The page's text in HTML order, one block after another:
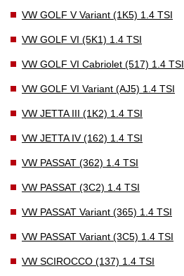
VW GOLF V Variant (1K5) 1.4 TSI
VW GOLF VI (5K1) 1.4 TSI
VW GOLF VI Cabriolet (517) 1.4 TSI
VW GOLF VI Variant (AJ5) 1.4 TSI
VW JETTA III (1K2) 1.4 TSI
VW JETTA IV (162) 1.4 TSI
VW PASSAT (362) 1.4 TSI
VW PASSAT (3C2) 1.4 TSI
VW PASSAT Variant (365) 1.4 TSI
VW PASSAT Variant (3C5) 1.4 TSI
VW SCIROCCO (137) 1.4 TSI